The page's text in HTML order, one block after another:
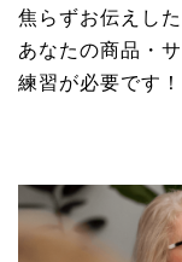
焦らずお伝えし
あなたの商品・
練習が必要です！